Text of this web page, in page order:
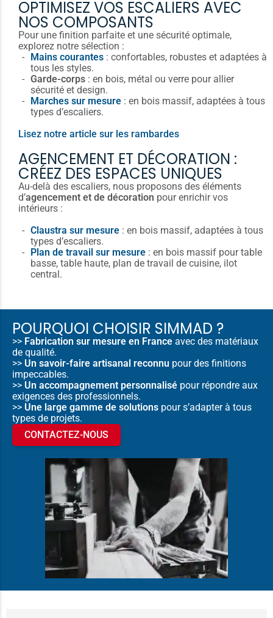
OPTIMISEZ VOS ESCALIERS AVEC
NOS COMPOSANTS
Pour une finition parfaite et une sécurité optimale,
explorez notre sélection :
Mains courantes : confortables, robustes et adaptées à
tous les styles.
Garde-corps : en bois, métal ou verre pour allier
sécurité et design.
Marches sur mesure : en bois massif, adaptées à tous
types d’escaliers.
Lisez notre article sur les rambardes
AGENCEMENT ET DÉCORATION :
CRÉEZ DES ESPACES UNIQUES
Au-delà des escaliers, nous proposons des éléments
d’agencement et de décoration pour enrichir vos
intérieurs :
Claustra sur mesure : en bois massif, adaptées à tous
types d’escaliers.
Plan de travail sur mesure : en bois massif pour table
basse, table haute, plan de travail de cuisine, ilot
central.
POURQUOI CHOISIR SIMMAD ?
>> Fabrication sur mesure en France avec des matériaux
de qualité.
>> Un savoir-faire artisanal reconnu pour des finitions
impeccables.
>> Un accompagnement personnalisé pour répondre aux
exigences des professionnels.
>> Une large gamme de solutions pour s’adapter à tous
types de projets.
CONTACTEZ-NOUS